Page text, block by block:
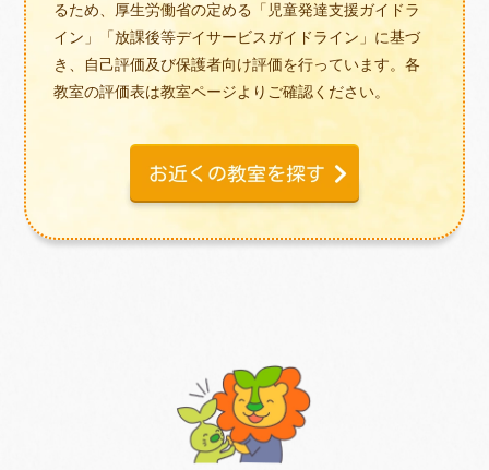
るため、厚生労働省の定める「児童発達支援ガイドラ
イン」「放課後等デイサービスガイドライン」に基づ
き、自己評価及び保護者向け評価を行っています。各
教室の評価表は教室ページよりご確認ください。